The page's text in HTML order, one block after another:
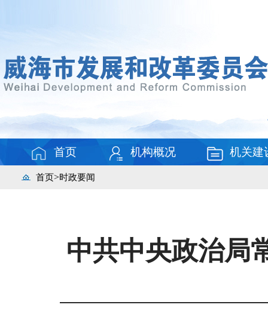
首页 机构概况 机关建
首页>时政要闻
中共中央政治局